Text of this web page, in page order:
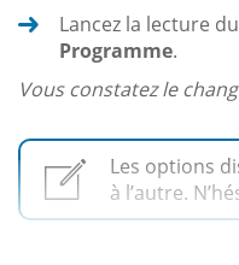
Lancez la lecture
Programme.
Vous constatez le
Les options
à l’autre.